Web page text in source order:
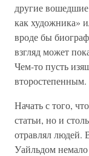
другие
как художника»
вроде бы
взгляд может
Чем-то пусть
Начать с того,
статьи, но и
отравлял людей.
Уайльдом